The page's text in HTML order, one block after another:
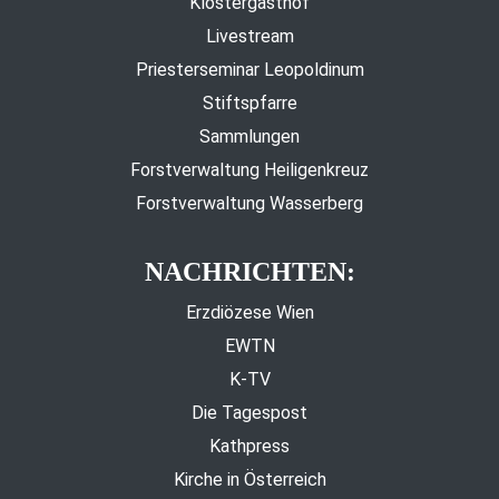
Livestream
Priesterseminar Leopoldinum
Stiftspfarre
Sammlungen
Forstverwaltung Heiligenkreuz
Forstverwaltung Wasserberg
NACHRICHTEN:
Erzdiözese Wien
EWTN
K-TV
Die Tagespost
Kathpress
Kirche in Österreich